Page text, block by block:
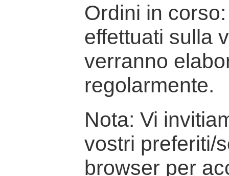
Ordini in
effettuati sulla
verranno
regolarmente.
Nota: Vi
vostri preferiti/
browser per